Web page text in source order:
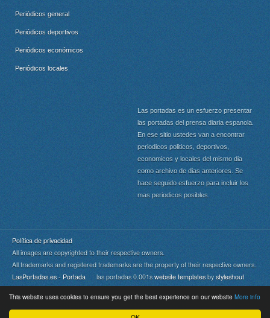
This website uses cookies to ensure you get the best experience on our website More info
Periódicos general
Periódicos deportivos
Periódicos económicos
Periódicos locales
Las portadas es un esfuerzo presentar
las portadas del prensa diaria espanola.
En ese sitio ustedes van a encontrar
periodicos politicos, deportivos,
economicos y locales del mismo dia
como archivo de dias anteriores. Se
hace seguido esfuerzo para incluir los
mas periodicos posibles.
Política de privacidad
All images are copyrighted to their respective owners.
All trademarks and registered trademarks are the property of their respective owners.
LasPortadas.es - Portada las portadas 0.001s website templates by styleshout